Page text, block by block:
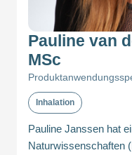
Pauline van
MSc
Inhalation
Pauline Janssen hat
Naturwissenschaften